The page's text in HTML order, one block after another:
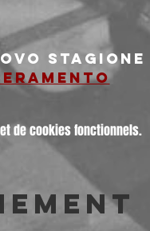
stagione
de cookies fonctionnels.